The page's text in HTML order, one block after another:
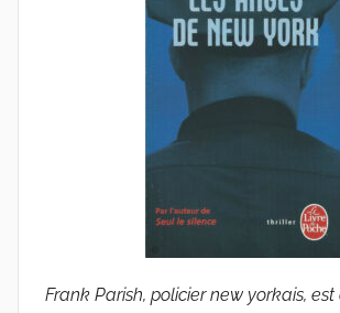
Frank Parish, policier new yorkais,